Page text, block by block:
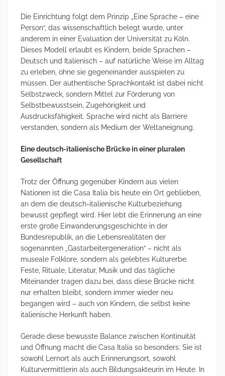
Die Einrichtung folgt dem Prinzip „Eine Sprache – eine
Person“, das wissenschaftlich belegt wurde, unter
anderem in einer Evaluation der Universität zu Köln.
Dieses Modell erlaubt es Kindern, beide Sprachen –
Deutsch und Italienisch – auf natürliche Weise im Alltag
zu erleben, ohne sie gegeneinander ausspielen zu
müssen. Der authentische Sprachkontakt ist dabei nicht
Selbstzweck, sondern Mittel zur Förderung von
Selbstbewusstsein, Zugehörigkeit und
Ausdrucksfähigkeit. Sprache wird nicht als Barriere
verstanden, sondern als Medium der Weltaneignung.
Eine deutsch-italienische Brücke in einer pluralen
Gesellschaft
Trotz der Öffnung gegenüber Kindern aus vielen
Nationen ist die Casa Italia bis heute ein Ort geblieben,
an dem die deutsch-italienische Kulturbeziehung
bewusst gepflegt wird. Hier lebt die Erinnerung an eine
erste große Einwanderungsgeschichte in der
Bundesrepublik, an die Lebensrealitäten der
sogenannten „Gastarbeitergeneration“ – nicht als
museale Folklore, sondern als gelebtes Kulturerbe.
Feste, Rituale, Literatur, Musik und das tägliche
Miteinander tragen dazu bei, dass diese Brücke nicht
nur erhalten bleibt, sondern immer wieder neu
begangen wird – auch von Kindern, die selbst keine
italienische Herkunft haben.
Gerade diese bewusste Balance zwischen Kontinuität
und Öffnung macht die Casa Italia so besonders: Sie ist
sowohl Lernort als auch Erinnerungsort, sowohl
Kulturvermittlerin als auch Bildungsakteurin im Heute. In